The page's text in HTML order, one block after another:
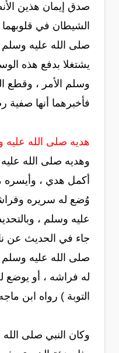
صدق إيمان هذين
الشيطان في
صلى الله عليه وسلم
يشتغلا بدفع هذه
وسلم الأمر ، وقطع
فأخبرهما أنها
هديه صلى الله
وهديه صلى الله
أكمل هدي ، وأيسره
وُضع له سريره
عليه وسلم ،
جاء في الحديث عن
صلى الله عليه
له فراشه ، أو يوضع
التوبة ) رواه ابن ماجه 1/564
وكان النبي صلى